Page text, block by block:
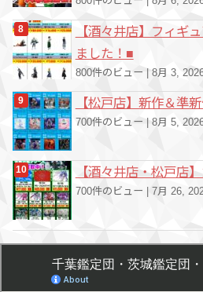
【酒々井店】フィギ
ました！■
800件のビュー | 8月 3,
【松戸店】新作＆準
700件のビュー 8月 5,
【酒々井店・松戸店
700件のビュー 7月 26,